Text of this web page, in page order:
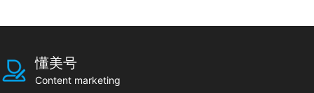
懂美号
Content marketing